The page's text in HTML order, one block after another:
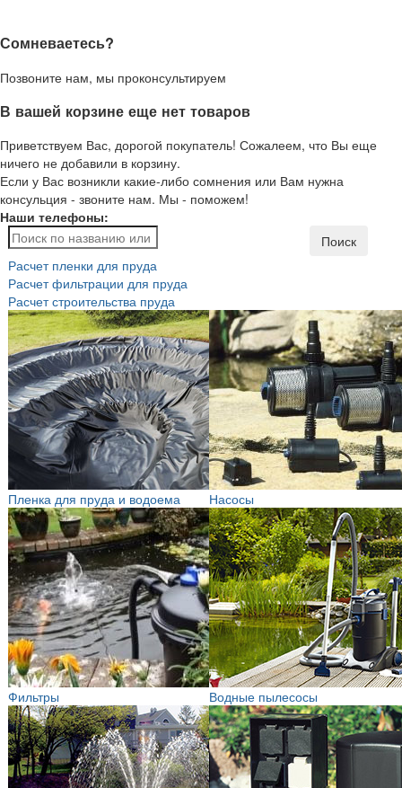
Сомневаетесь?
Позвоните нам, мы проконсультируем
В вашей корзине еще нет товаров
Приветствуем Вас, дорогой покупатель! Сожалеем, что Вы еще
ничего не добавили в корзину.
Если у Вас возникли какие-либо сомнения или Вам нужна
консульция - звоните нам. Мы - поможем!
Наши телефоны:
Поиск
Расчет пленки для пруда
Расчет фильтрации для пруда
Расчет строительства пруда
Пленка для пруда и водоема Насосы
Фильтры Водные пылесосы